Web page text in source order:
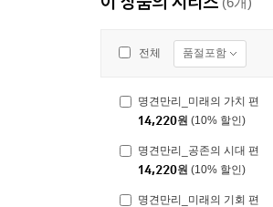
전체 품절포함
명견만리_미래의 가치 편
14,220원 (10% 할인)
명견만리_공존의 시대 편
14,220원 (10% 할인)
명견만리_미래의 기회 편